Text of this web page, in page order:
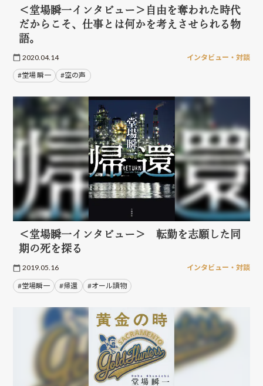
＜堂場瞬一インタビュー＞自由を奪われた時代
だからこそ、仕事とは何かを考えさせられる物
語。
2020.04.14 インタビュー・対談
#堂場 瞬一 #空の声
＜堂場瞬一インタビュー＞ 転勤を志願した同
期の死を探る
2019.05.16 インタビュー・対談
#堂場瞬一 #帰還 #オール讀物